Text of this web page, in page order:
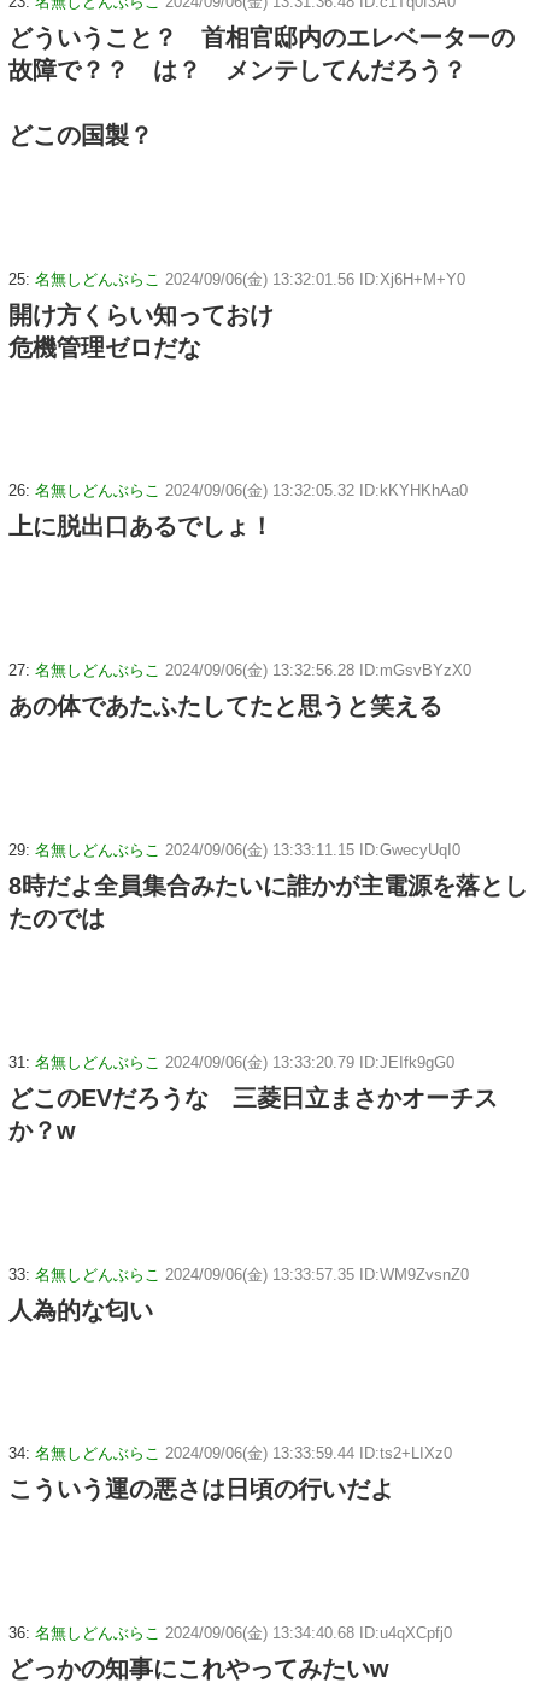
どういうこと？ 首相官邸内のエレベーターの
故障で？？ は？ メンテしてんだろう？
どこの国製？
25: 名無しどんぶらこ 2024/09/06(金) 13:32:01.56 ID:Xj6H+M+Y0
開け方くらい知っておけ
危機管理ゼロだな
26: 名無しどんぶらこ 2024/09/06(金) 13:32:05.32 ID:kKYHKhAa0
上に脱出口あるでしょ！
27: 名無しどんぶらこ 2024/09/06(金) 13:32:56.28 ID:mGsvBYzX0
あの体であたふたしてたと思うと笑える
29: 名無しどんぶらこ 2024/09/06(金) 13:33:11.15 ID:GwecyUqI0
8時だよ全員集合みたいに誰かが主電源を落とし
たのでは
31: 名無しどんぶらこ 2024/09/06(金) 13:33:20.79 ID:JEIfk9gG0
どこのEVだろうな 三菱日立まさかオーチス
か？w
33: 名無しどんぶらこ 2024/09/06(金) 13:33:57.35 ID:WM9ZvsnZ0
人為的な匂い
34: 名無しどんぶらこ 2024/09/06(金) 13:33:59.44 ID:ts2+LIXz0
こういう運の悪さは日頃の行いだよ
36: 名無しどんぶらこ 2024/09/06(金) 13:34:40.68 ID:u4qXCpfj0
どっかの知事にこれやってみたいw